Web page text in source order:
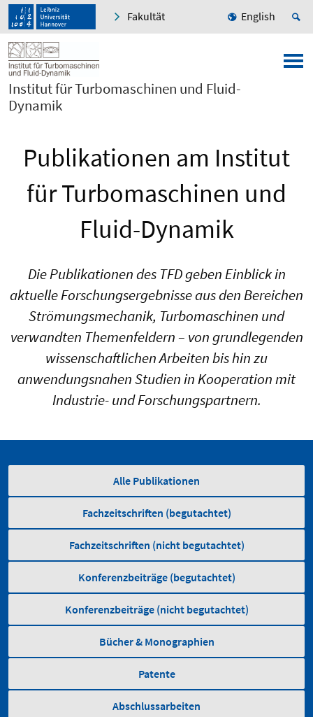
Fakultät English
Institut für Turbomaschinen und Fluid-
Dynamik
Publikationen am Institut
für Turbomaschinen und
Fluid-Dynamik
Die Publikationen des TFD geben Einblick in
aktuelle Forschungsergebnisse aus den Bereichen
Strömungsmechanik, Turbomaschinen und
verwandten Themenfeldern – von grundlegenden
wissenschaftlichen Arbeiten bis hin zu
anwendungsnahen Studien in Kooperation mit
Industrie- und Forschungspartnern.
Alle Publikationen
Fachzeitschriften (begutachtet)
Fachzeitschriften (nicht begutachtet)
Konferenzbeiträge (begutachtet)
Konferenzbeiträge (nicht begutachtet)
Bücher & Monographien
Patente
Abschlussarbeiten